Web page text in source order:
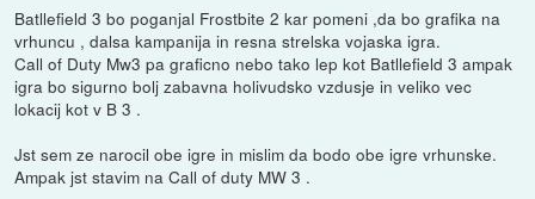
Batllefield 3 bo poganjal Frostbite 2 kar pomeni ,da bo grafika na
vrhuncu , dalsa kampanija in resna strelska vojaska igra.
Call of Duty Mw3 pa graficno nebo tako lep kot Batllefield 3 ampak
igra bo sigurno bolj zabavna holivudsko vzdusje in veliko vec
lokacij kot v B 3 .
Jst sem ze narocil obe igre in mislim da bodo obe igre vrhunske.
Ampak jst stavim na Call of duty MW 3 .